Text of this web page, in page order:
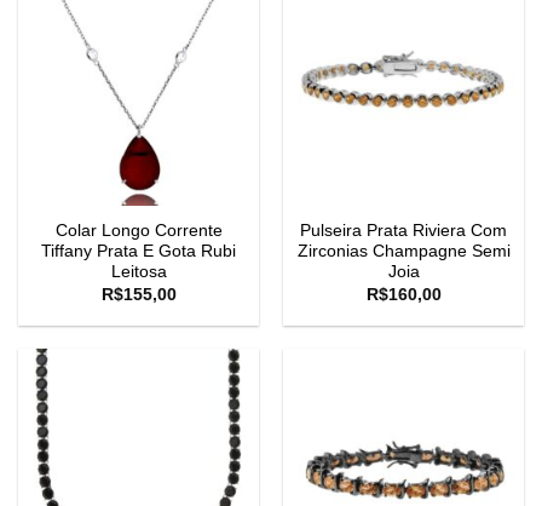
Colar Longo Corrente
Tiffany Prata E Gota Rubi
Leitosa
R$155,00
Pulseira Prata Riviera Com
Zirconias Champagne Semi
Joia
R$160,00